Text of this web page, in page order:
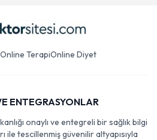
Online TerapiOnline Diyet
ENTEGRASYONLAR
onaylı ve entegreli bir sağlık bilgi
ile tescillenmiş güvenilir altyapısıyla